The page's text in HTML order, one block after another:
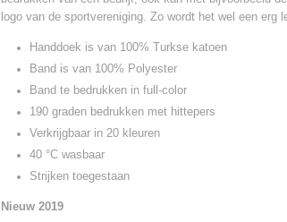
logo van de sportvereniging. Zo wordt het wel een erg
Handdoek is van 100% Turkse katoen
Band is van 100% Polyester
Band te bedrukken in full-color
190 graden bedrukken met hittepers
Verkrijgbaar in 20 kleuren
40 °C wasbaar
Strijken toegestaan
Nieuw 2019